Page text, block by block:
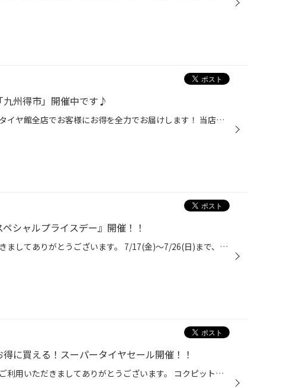
九州得市」開催中です♪
お得な夏のイベント！九州タイヤ館全店でお客様にお得を全力でお届けします！ 当店のホームページをご覧いただき、誠にありがとうございます。 いよいよ今年も夏本番！ 愛車のメンテナンスはお済みでしょうか？ 世間でも連日「高速道路でのパンク増加」が取り上げられていますが、 この時期特に多い...
シャルプライスデー』開催！！
いつも当店をご利用いただきましてありがとうございます。 7/17(金)～7/26(日)まで、コクピット・タイヤ館におきまして、 期間限定！ サイズ限定！！ 数量限定！！！ お得にお買い求めいただける、「タイヤスペシャルプライスデー」がスタートします！ お得なタイヤのご紹介！！ NEWNO 155/65R14 タ...
に買える！スーパータイヤセール開催！！
こんにちは、いつも当店をご利用いただきましてありがとうございます。 コクピット・タイヤ館では、ブリヂストンタイヤをお得に買える！ スーパータイヤセールを7月9日(木)から8月9日(日)まで開催いたします！ ブリヂストンのタイヤを4本ご購入で最大20,000円引き！ タイヤをお得にご購入頂けるチャ...